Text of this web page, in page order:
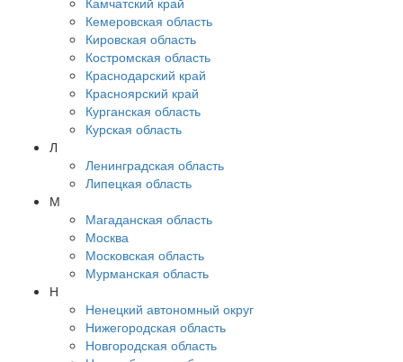
Кемеровская область
Кировская область
Костромская область
Краснодарский край
Красноярский край
Курганская область
Курская область
Л
Ленинградская область
Липецкая область
М
Магаданская область
Москва
Московская область
Мурманская область
Н
Ненецкий автономный округ
Нижегородская область
Новгородская область